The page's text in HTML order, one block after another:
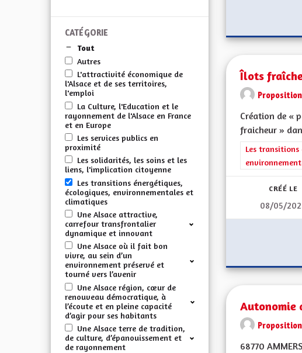
CATÉGORIE
Tout
Autres
L'attractivité économique de
l'Alsace et de ses territoires,
l'emploi
La Culture, l'Education et le
rayonnement de l'Alsace en France
et en Europe
Les services publics en
proximité
Les solidarités, les soins et les
liens, l'implication citoyenne
Les transitions énergétiques,
écologiques, environnementales et
climatiques
Une Alsace attractive,
carrefour transfrontalier
dynamique et innovant
Une Alsace où il fait bon
vivre, au sein d’un
environnement préservé et
tourné vers l’avenir
Une Alsace région, cœur de
renouveau démocratique, à
l’écoute et en pleine capacité
d’agir pour ses habitants
Une Alsace terre de tradition,
de culture, d’épanouissement et
de rayonnement
Îlots
Création de «
fraicheur »
Filtrer les
Les transitions
CRÉÉ LE
08/05/
Autonomie
68770